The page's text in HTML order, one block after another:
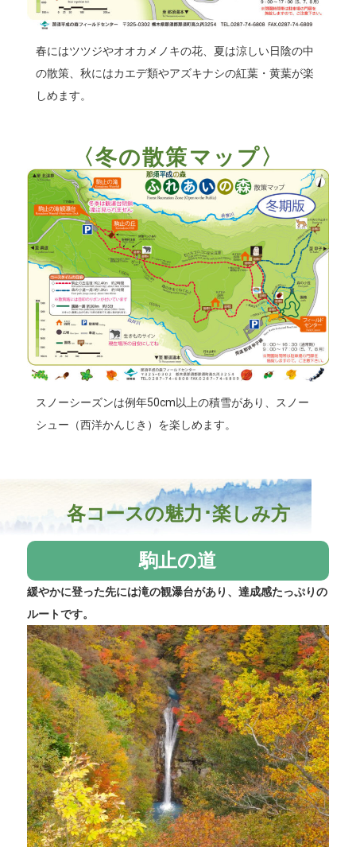
春にはツツジやオオカメノキの花、夏は涼しい日陰の中
の散策、秋にはカエデ類やアズキナシの紅葉・黄葉が楽
しめます。
〈冬の散策マップ〉
スノーシーズンは例年50cm以上の積雪があり、スノー
シュー（西洋かんじき）を楽しめます。
各コースの魅力･楽しみ方
駒止の道
緩やかに登った先には滝の観瀑台があり、達成感たっぷりの
ルートです。